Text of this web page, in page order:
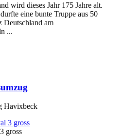
wird dieses Jahr 175 Jahre alt.
eine bunte Truppe aus 50
Deutschland am
...
Havixbeck
gross